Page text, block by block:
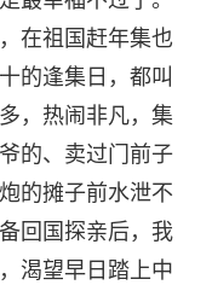
在祖国赶年集也
的逢集日，都叫
，热闹非凡，集
的、卖过门前子
的摊子前水泄不
回国探亲后，我
渴望早日踏上中